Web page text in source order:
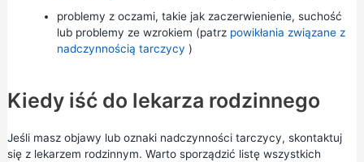
problemy z oczami, takie jak zaczerwienienie, suchość
lub problemy ze wzrokiem (patrz powikłania związane z
nadczynnością tarczycy )
Kiedy iść do lekarza rodzinnego
Jeśli masz objawy lub oznaki nadczynności tarczycy, skontaktuj
się z lekarzem rodzinnym. Warto sporządzić listę wszystkich